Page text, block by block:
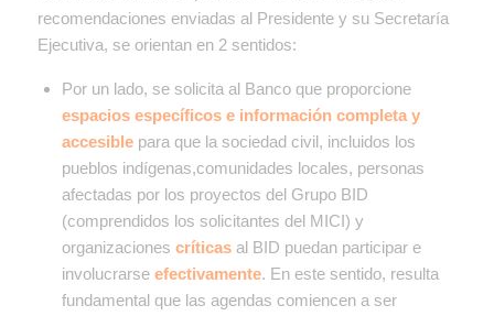
recomendaciones enviadas al Presidente y su Secretaría
Ejecutiva, se orientan en 2 sentidos:
Por un lado, se solicita al Banco que proporcione
espacios específicos e información completa y
accesiblepara que la sociedad civil, incluidos los
pueblos indígenas,comunidades locales, personas
afectadas por los proyectos del Grupo BID
(comprendidos los solicitantes del MICI) y
organizaciones críticas al BID puedan participar e
involucrarse efectivamente. En este sentido, resulta
fundamental que las agendas comiencen a ser